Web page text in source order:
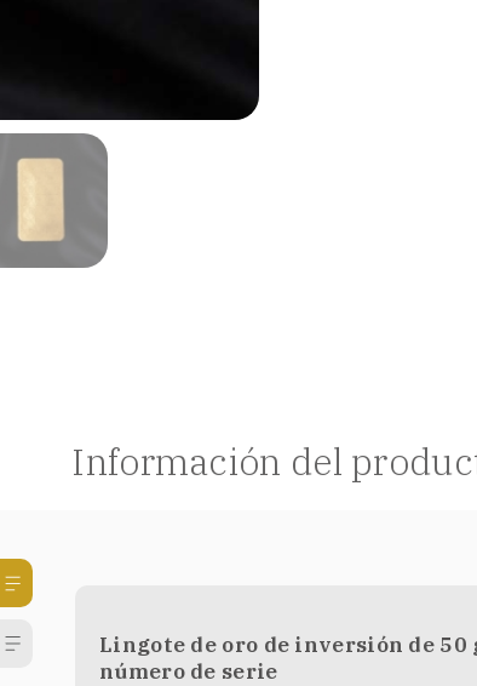
Información del
Lingote de oro de inversión de
número de serie